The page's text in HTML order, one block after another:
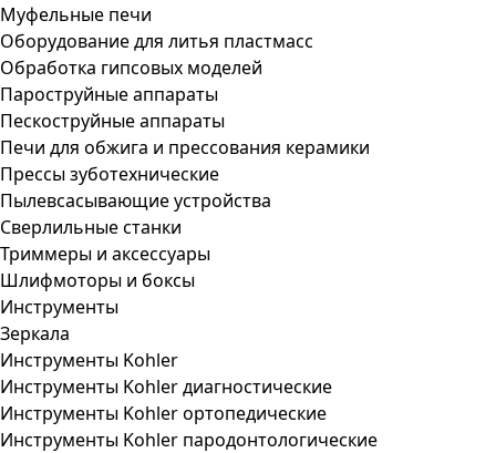
Муфельные печи
Оборудование для литья пластмасс
Обработка гипсовых моделей
Пароструйные аппараты
Пескоструйные аппараты
Печи для обжига и прессования керамики
Прессы зуботехнические
Пылевсасывающие устройства
Сверлильные станки
Триммеры и аксессуары
Шлифмоторы и боксы
Инструменты
Зеркала
Инструменты Kohler
Инструменты Kohler диагностические
Инструменты Kohler ортопедические
Инструменты Kohler пародонтологические